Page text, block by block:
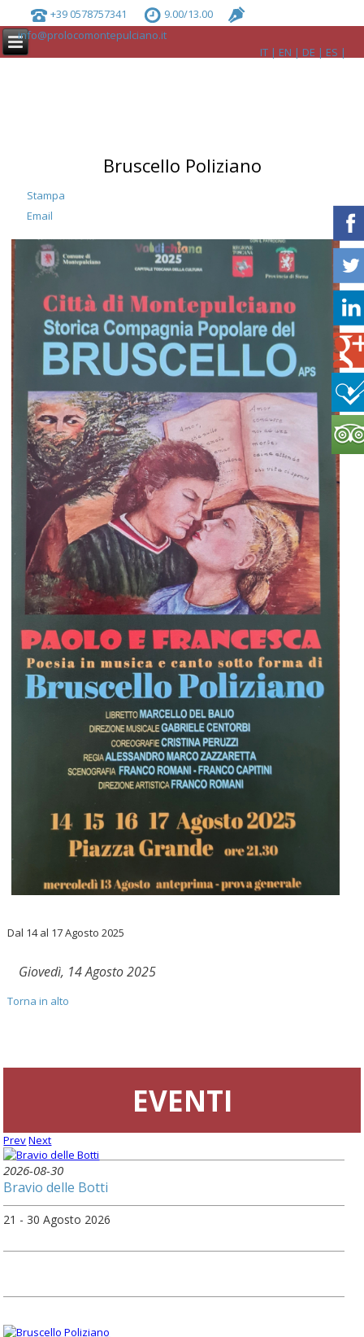
+39 0578757341
9.00/13.00
info@prolocomontepulciano.it
IT
EN DE ES
Bruscello Poliziano
Stampa
Email
Dal 14 al 17 Agosto 2025
Giovedì, 14 Agosto 2025
Torna in alto
EVENTI
PrevNext
2026-08-30
Bravio delle Botti
21 - 30 Agosto 2026